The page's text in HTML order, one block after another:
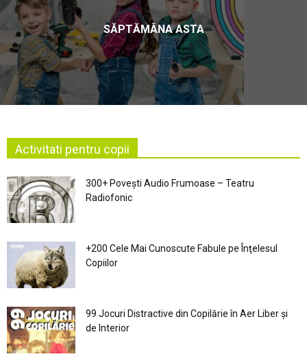
SĂPTĂMÂNA ASTA
Activitati pentru copii
300+ Povești Audio Frumoase – Teatru
Radiofonic
+200 Cele Mai Cunoscute Fabule pe Înţelesul
Copiilor
99 Jocuri Distractive din Copilărie în Aer Liber şi
de Interior